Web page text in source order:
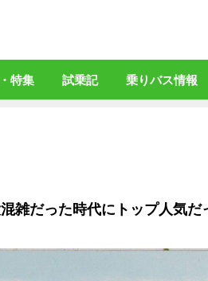
特集 試乗記 乗りバス情報
雑だった時代にトップ人気だ